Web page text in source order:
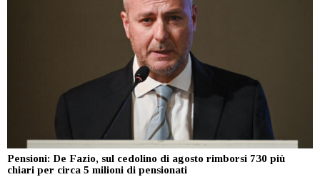
Pensioni: De Fazio, sul cedolino di agosto rimborsi 730 più
chiari per circa 5 milioni di pensionati